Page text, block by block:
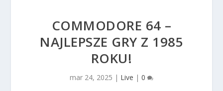
COMMODORE 64 –
NAJLEPSZE GRY Z 1985
ROKU!
mar 24, 2025 | Live | 0